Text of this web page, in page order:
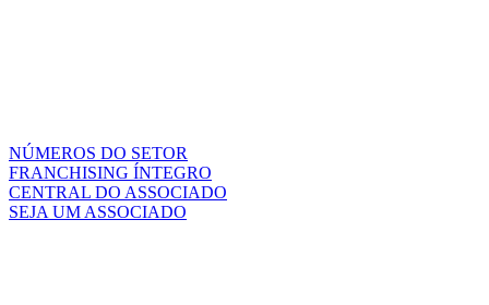
NÚMEROS DO SETOR
FRANCHISING ÍNTEGRO
CENTRAL DO ASSOCIADO
SEJA UM ASSOCIADO